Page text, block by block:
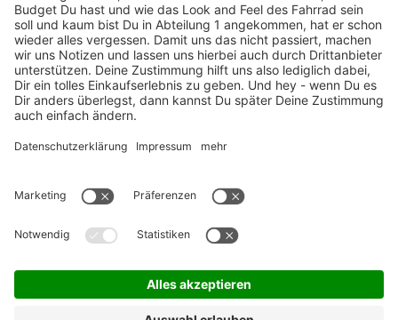
ZAHLUNGSARTEN / RATENKAUF
FÜR ARBEITGEBER & ARBEITNEHMER